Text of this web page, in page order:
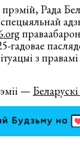
Рада
гадовае
з
—